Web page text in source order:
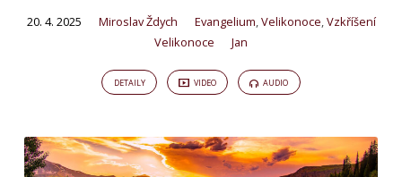
20. 4. 2025 Miroslav Ždych Evangelium Velikonoce Vzkříšení
Velikonoce
Jan
DETAILY VIDEO AUDIO